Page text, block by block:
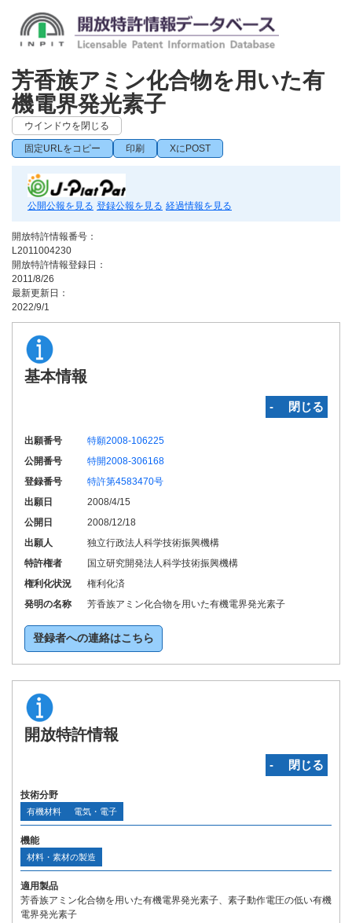
芳香族アミン化合物を用いた有
機電界発光素子
ウインドウを閉じる
固定URLをコピー 印刷 XにPOST
公開公報を見る 登録公報を見る 経過情報を見る
開放特許情報番号：
L2011004230
開放特許情報登録日：
2011/8/26
最新更新日：
2022/9/1
基本情報
‐ 閉じる
出願番号
特願2008-106225
公開番号
特開2008-306168
登録番号
特許第4583470号
出願日
2008/4/15
公開日
2008/12/18
出願人
独立行政法人科学技術振興機構
特許権者
国立研究開発法人科学技術振興機構
権利化状況
権利化済
発明の名称
芳香族アミン化合物を用いた有機電界発光素子
登録者への連絡はこちら
開放特許情報
‐ 閉じる
技術分野
有機材料 電気・電子
機能
材料・素材の製造
適用製品
芳香族アミン化合物を用いた有機電界発光素子、素子動作電圧の低い有機
電界発光素子